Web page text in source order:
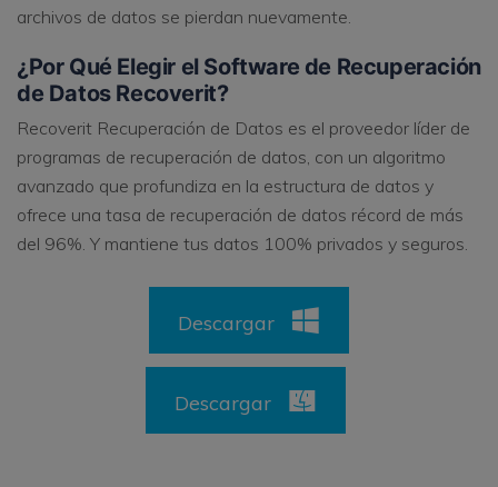
archivos de datos se pierdan nuevamente.
¿Por Qué Elegir el Software de Recuperación
de Datos Recoverit?
Recoverit Recuperación de Datos es el proveedor líder de
programas de recuperación de datos, con un algoritmo
avanzado que profundiza en la estructura de datos y
ofrece una tasa de recuperación de datos récord de más
del 96%. Y mantiene tus datos 100% privados y seguros.
Descargar
Descargar